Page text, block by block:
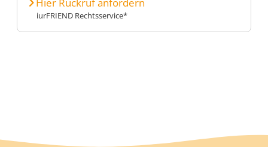
iurFRIEND Rechtsservice*